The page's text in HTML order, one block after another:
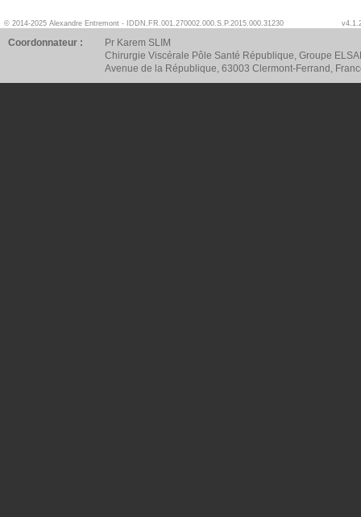
© 2014-2025 Alexandre Entremont - IDDN.FR.001.270002.000.S.P.2015.000.31230
Coordonnateur :
Pr Karem SLIM
Chirurgie Viscérale Pôle Santé République, Groupe
Avenue de la République, 63003 Clermont-Ferrand,